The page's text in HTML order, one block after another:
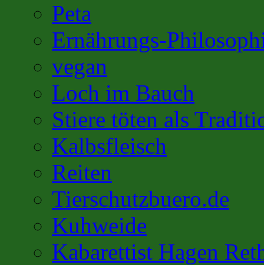
Peta
Ernährungs-
vegan
Loch im Bauch
Stiere töten als
Kalbsfleisch
Reiten
Tierschutzbuero.de
Kuhweide
Kabarettist Hagen